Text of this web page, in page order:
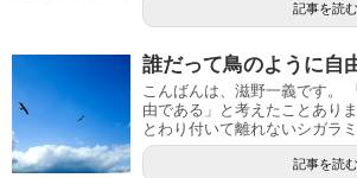
記事を読む
誰だって鳥のように自
こんばんは、滋野一義です。
由である」と考えたことあり
とわり付いて離れないシガラ
記事を読む